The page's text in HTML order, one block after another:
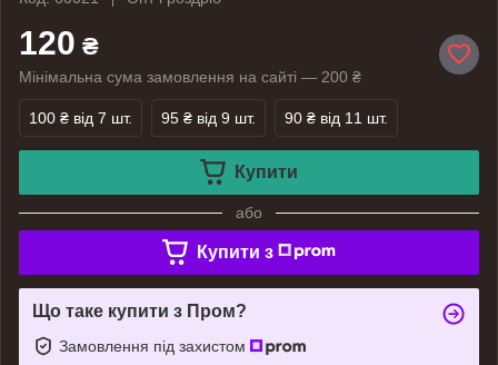
120 ₴
Мінімальна сума замовлення на сайті — 200 ₴
100 ₴ від 7 шт. 95 ₴ від 9 шт. 90 ₴ від 11 шт.
Купити
або
Купити з
Що таке купити з Пром?
Замовлення під захистом